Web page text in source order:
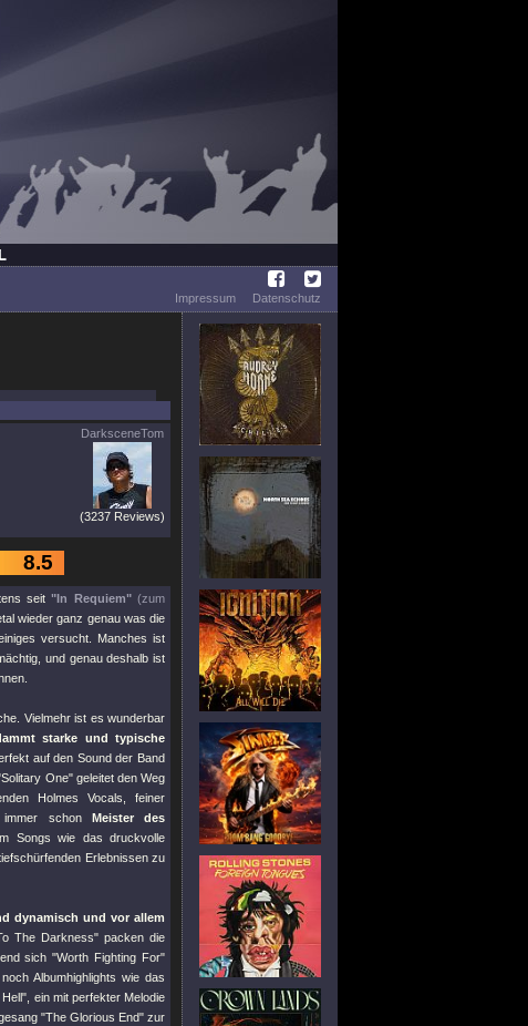
Impressum
Datenschutz
DarksceneTom
(3237 Reviews)
8.5
seit"In Requiem" (zum
wieder ganz genau was die
versucht. Manches ist
und genau deshalb ist
Vielmehr ist es wunderbar
starke und typische
auf den Sound der Band
One"geleitet den Weg
Holmes Vocals, feiner
schon Meister des
Songs wie das druckvolle
Erlebnissen zu
dynamisch und vor allem
The Darkness"packen die
sich"Worth Fighting For"
Albumhighlights wie das
, ein mit perfekter Melodie
"The Glorious End"zur